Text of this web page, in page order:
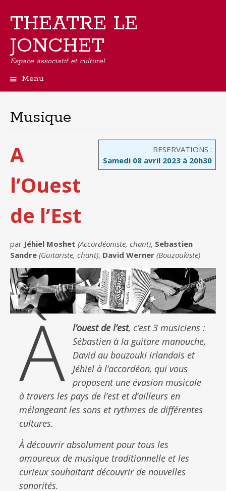
THEATRE LE
JONCHET
Espace associatif et culturel
Menu
principal
Musique
RESERVATIONS :
Samedi 08 avril 2023 à 20h30
A
l’Ouest
de l’Est
par Jéhiel Moshet (Accordéoniste, chant), Sebastien
Sandre (Guitariste, chant), David Werner (Bouzoukiste)
À l’ouest de l’est, c’est 3 musiciens :
Sébastien à la guitare manouche,
David au bouzouki irlandais et
Jéhiel à l’accordéon, qui vous
proposent une évasion musicale
à travers les pays de l’est et d’ailleurs en
mélangeant les sons et rythmes de différentes
cultures.
À découvrir absolument pour tous les
amoureux de musique traditionnelle et les
curieux souhaitant découvrir de nouvelles
sonorités.